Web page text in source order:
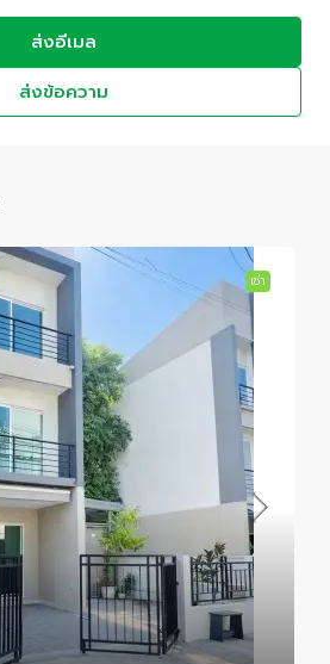
ส่งอีเมล
ส่งข้อความ
เช่า